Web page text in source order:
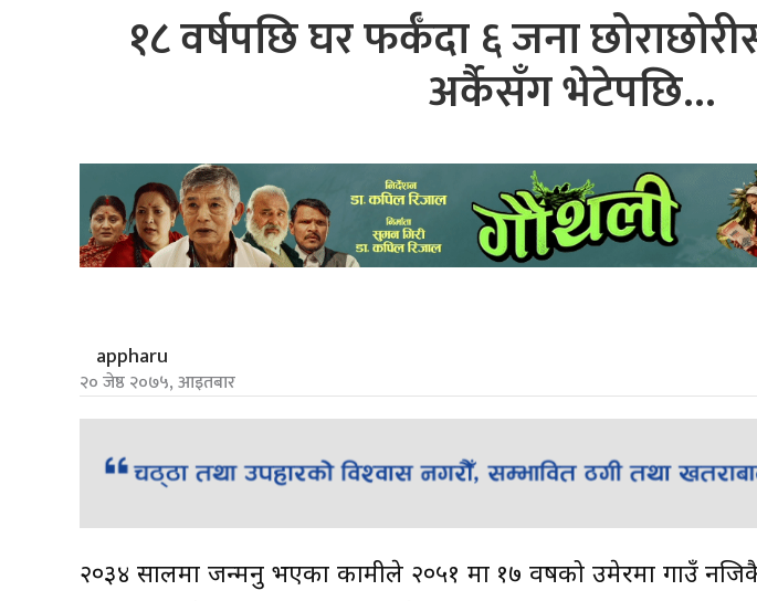
१८ वर्षपछि घर फर्कँदा ६ जना
अर्कैसँग भेटेपछि…
appharu
२० जेष्ठ २०७५, आइतबार
२०३४ सालमा जन्मनु भएका कामीले २०५१ मा १७ वर्षको उमेरमा गाउँ